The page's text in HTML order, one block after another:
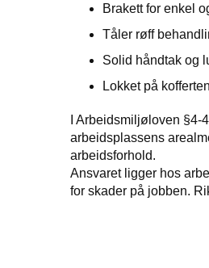
Brakett for enkel
Tåler røff
Solid håndtak og
Lokket på
I Arbeidsmiljøloven
arbeidsplassens
arbeidsforhold.
Ansvaret ligger hos
for skader på jobben.